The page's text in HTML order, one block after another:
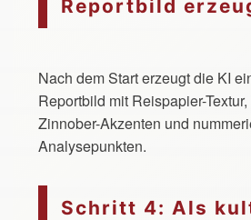
Reportbild
Nach dem Start erzeugt die KI
Reportbild mit Reispapier-
Zinnober-Akzenten und
Analysepunkten.
Schritt 4: Als